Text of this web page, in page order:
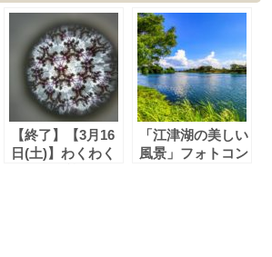
【終了】【3月16
日(土)】わくわく
「江津湖の美しい
風景」フォトコン